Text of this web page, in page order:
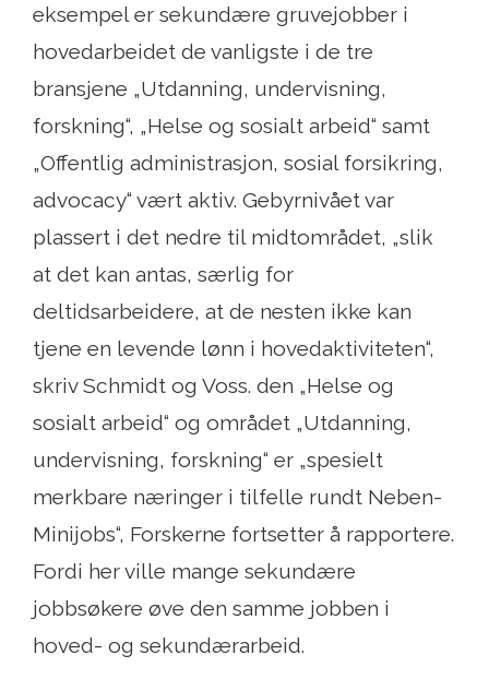
eksempel er sekundære gruvejobber i
hovedarbeidet de vanligste i de tre
bransjene „Utdanning, undervisning,
forskning“, „Helse og sosialt arbeid“ samt
„Offentlig administrasjon, sosial forsikring,
advocacy“ vært aktiv. Gebyrnivået var
plassert i det nedre til midtområdet, „slik
at det kan antas, særlig for
deltidsarbeidere, at de nesten ikke kan
tjene en levende lønn i hovedaktiviteten“,
skriv Schmidt og Voss. den „Helse og
sosialt arbeid“ og området „Utdanning,
undervisning, forskning“ er „spesielt
merkbare næringer i tilfelle rundt Neben-
Minijobs“, Forskerne fortsetter å rapportere.
Fordi her ville mange sekundære
jobbsøkere øve den samme jobben i
hoved- og sekundærarbeid.